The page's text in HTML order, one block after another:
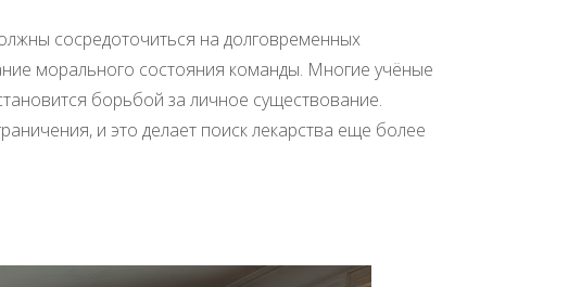
сосредоточиться на долговременных
морального состояния команды. Многие учёные
борьбой за личное существование.
и это делает поиск лекарства еще более